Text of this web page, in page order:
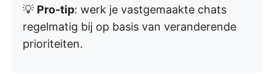
💡 Pro-tip: werk je vastgemaakte chats
regelmatig bij op basis van veranderende
prioriteiten.